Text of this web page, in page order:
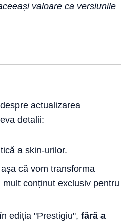
valoare ca versiunile
actualizarea
detalii:
a skin-urilor.
că vom transforma
conținut exclusiv pentru
ediția ''Prestigiu'', fără a